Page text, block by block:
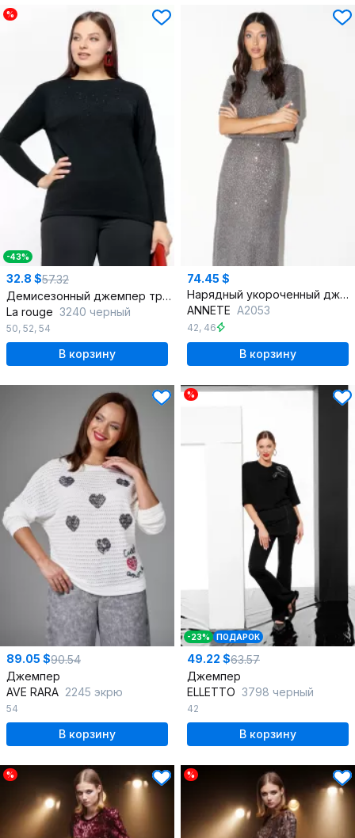
%
-43%
32.8 $57.32
Демисезонный джемпер трапециевидного силуэта из трикотажа
La rouge 3240 черный
50, 52, 54
В корзину
74.45 $
Нарядный укороченный джемпер из трикотажа с пайетками
ANNETE A2053
42, 46
В корзину
89.05 $90.54
Джемпер
AVE RARA 2245 экрю
54
В корзину
%
-23% ПОДАРОК
49.22 $63.57
Джемпер
ELLETTO 3798 черный
42
В корзину
% %